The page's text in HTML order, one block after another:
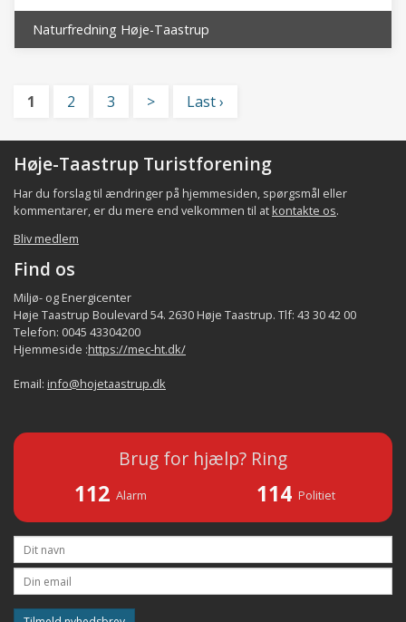
Naturfredning Høje-Taastrup
1 2 3 > Last ›
Høje-Taastrup Turistforening
Har du forslag til ændringer på hjemmesiden, spørgsmål eller
kommentarer, er du mere end velkommen til at kontakte os.
Bliv medlem
Find os
Miljø- og Energicenter
Høje Taastrup Boulevard 54. 2630 Høje Taastrup. Tlf: 43 30 42 00
Telefon: 0045 43304200
Hjemmeside :https://mec-ht.dk/
Email: info@hojetaastrup.dk
Brug for hjælp? Ring
112 Alarm 114 Politiet